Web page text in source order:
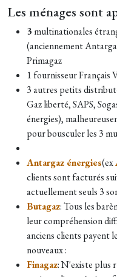
Les ménages sont
3 multinationales
(anciennement
Primagaz
1 fournisseur Français
3 autres petits
Gaz liberté, SAPS,
énergies),
pour bousculer les 3
Antargaz énergies(ex
clients sont facturés
actuellement seuls 3
Butagaz:Tous les
leur compréhension
anciens clients payent
nouveaux :
Finagaz: N'existe plus